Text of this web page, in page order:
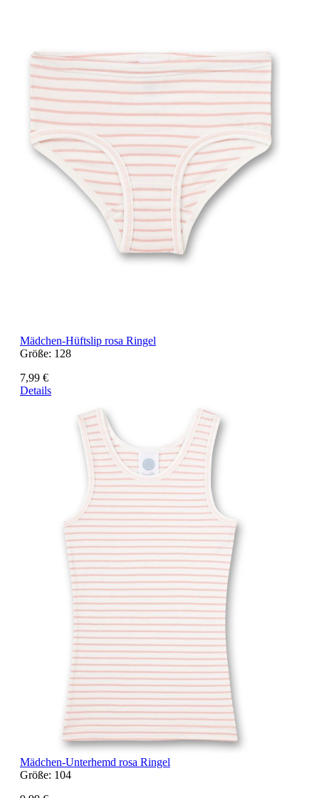
Mädchen-Hüftslip rosa Ringel
Größe: 128
7,99 €
Details
Mädchen-Unterhemd rosa Ringel
Größe: 104